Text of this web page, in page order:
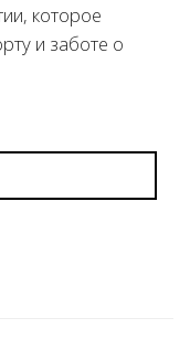
которое
и заботе о